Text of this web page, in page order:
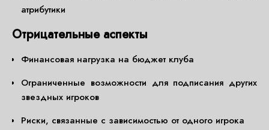
атрибутики
Отрицательные аспекты
Финансовая нагрузка на бюджет клуба
Ограниченные возможности для подписания других
звездных игроков
Риски, связанные с зависимостью от одного игрока